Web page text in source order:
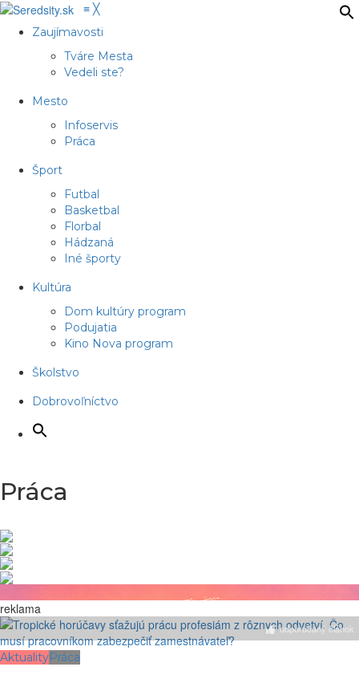
≡ ╳
Zaujímavosti
Tváre Mesta
Vedeli ste?
Mesto
Infoservis
Práca
Šport
Futbal
Basketbal
Florbal
Hádzaná
Iné športy
Kultúra
Dom kultúry program
Podujatia
Kino Nova program
Školstvo
Dobrovoľníctvo
Práca
reklama
odporúčaný článok
AktualityPráca